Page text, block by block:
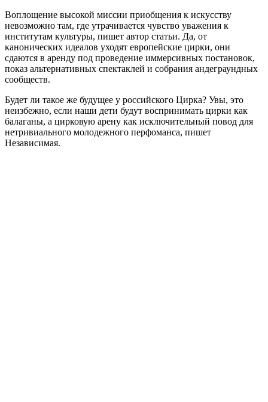
Воплощение высокой миссии приобщения к искусству
невозможно там, где утрачивается чувство уважения к
институтам культуры, пишет автор статьи. Да, от
канонических идеалов уходят европейские цирки, они
сдаются в аренду под проведение иммерсивных постановок,
показ альтернативных спектаклей и собрания андеграундных
сообществ.
Будет ли такое же будущее у российского Цирка? Увы, это
неизбежно, если наши дети будут воспринимать цирки как
балаганы, а цирковую арену как исключительный повод для
нетривиального молодежного перфоманса, пишет
Независимая.